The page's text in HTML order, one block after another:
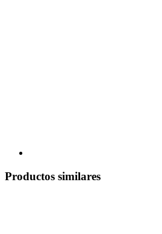
Productos similares